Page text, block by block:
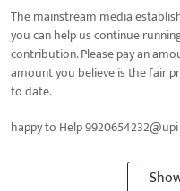
The mainstream media
you can help us continue
contribution. Please pay an
amount you believe is the fair
to date.
happy to Help 9920654232@upi